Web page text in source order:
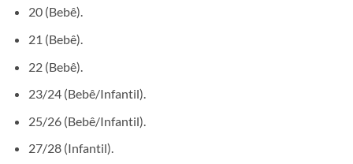
20 (Bebê).
21 (Bebê).
22 (Bebê).
23/24 (Bebê/Infantil).
25/26 (Bebê/Infantil).
27/28 (Infantil).